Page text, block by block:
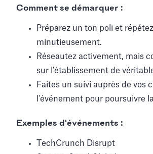
Comment se démarquer :
Préparez un ton poli et
minutieusement.
Réseautez activement, mais
sur l'établissement de
Faites un suivi auprès de vos
l'événement pour poursuivre
Exemples d'événements :
TechCrunch Disrupt